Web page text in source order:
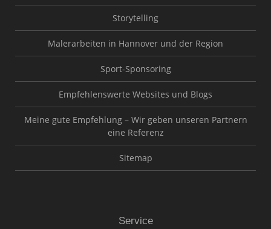
Storytelling
Malerarbeiten in Hannover und der Region
Sport-Sponsoring
Empfehlenswerte Websites und Blogs
Meine gute Empfehlung – Wir geben unseren Partnern
eine Referenz
Sitemap
Service